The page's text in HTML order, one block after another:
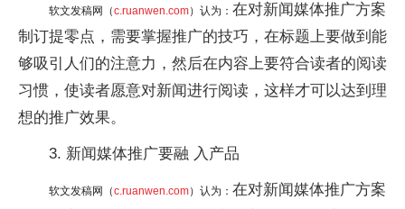
软文发稿网（c.ruanwen.com）认为： 在对新闻媒体推广方案
制订提零点，需要掌握推广的技巧，在标题上要做到能
够吸引人们的注意力，然后在内容上要符合读者的阅读
习惯，使读者愿意对新闻进行阅读，这样才可以达到理
想的推广效果。
3. 新闻媒体推广要融 入产品
软文发稿网（c.ruanwen.com）认为： 在对新闻媒体推广方案